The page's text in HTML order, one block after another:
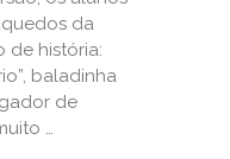
da
de história:
baladinha
de
…